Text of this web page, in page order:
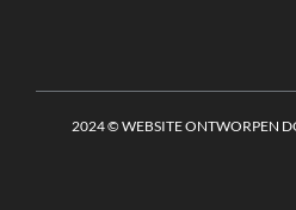
2024 © WEBSITE ONTWORPEN